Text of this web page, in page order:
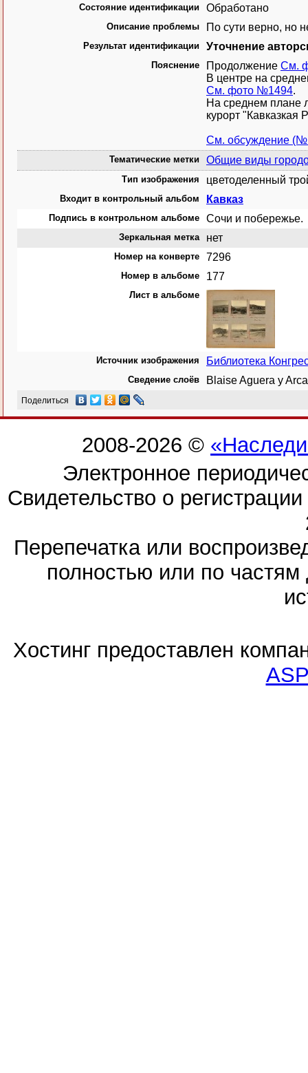
Состояние идентификации Обработано
Описание проблемы По сути верно, но
Результат идентификации Уточнение
Пояснение Продолжение См.
В центре на
См. фото №1494.
На среднем плане
курорт "Кавказкая
См. обсуждение
Тематические метки Общие виды
Тип изображения цветоделенный
Входит в контрольный альбом Кавказ
Подпись в контрольном альбоме Сочи и побережье.
Зеркальная метка нет
Номер на конверте 7296
Номер в альбоме 177
Лист в альбоме
Источник изображения Библиотека
Сведение слоёв Blaise Aguera y
Поделиться
2008-2026 ©
Электронное
Свидетельство о
Перепечатка или
полностью или по частям
Хостинг предоставлен